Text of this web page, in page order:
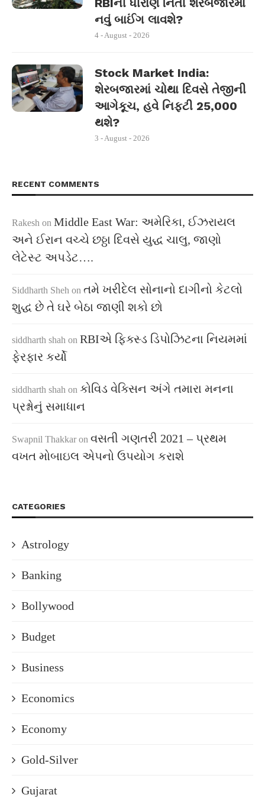
RBIની ધીરાણ નિતી શેરબજારમાં
નવું બાઈંગ લાવશે?
4 - August - 2026
Stock Market India:
શેરબજારમાં ચોથા દિવસે તેજીની
આગેકૂચ, હવે નિફ્ટી 25,000
થશે?
3 - August - 2026
RECENT COMMENTS
Rakesh on Middle East War: અમેરિકા, ઈઝરાયલ
અને ઈરાન વચ્ચે છઠ્ઠા દિવસે યુદ્ધ ચાલુ, જાણો
લેટેસ્ટ અપડેટ….
Siddharth Sheh on તમે ખરીદેલ સોનાનો દાગીનો કેટલો
શુદ્ધ છે તે ઘરે બેઠા જાણી શકો છો
siddharth shah on RBIએ ફિક્સ્ડ ડિપોઝિટના નિયમમાં
ફેરફાર કર્યો
siddharth shah on કોવિડ વેક્સિન અંગે તમારા મનના
પ્રશ્નોનું સમાધાન
Swapnil Thakkar on વસતી ગણતરી 2021 – પ્રથમ
વખત મોબાઇલ એપનો ઉપયોગ કરાશે
CATEGORIES
Astrology
Banking
Bollywood
Budget
Business
Economics
Economy
Gold-Silver
Gujarat